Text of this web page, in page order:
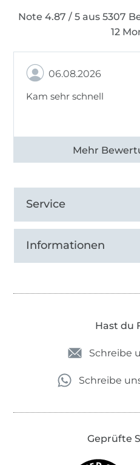
Note 4.87 / 5 aus 5307
12
06.08.2026
Kam sehr schnell
Alle 82968
Service
Informationen
Hast du
Schreibe
Schreibe
Geprüfte